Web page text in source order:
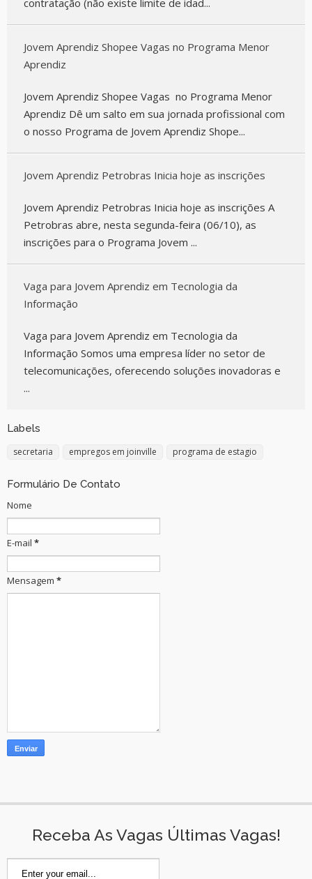
contratação (não existe limite de idad...
Jovem Aprendiz Shopee Vagas no Programa Menor
Aprendiz
Jovem Aprendiz Shopee Vagas no Programa Menor
Aprendiz Dê um salto em sua jornada profissional com
o nosso Programa de Jovem Aprendiz Shope...
Jovem Aprendiz Petrobras Inicia hoje as inscrições
Jovem Aprendiz Petrobras Inicia hoje as inscrições A
Petrobras abre, nesta segunda-feira (06/10), as
inscrições para o Programa Jovem ...
Vaga para Jovem Aprendiz em Tecnologia da
Informação
Vaga para Jovem Aprendiz em Tecnologia da
Informação Somos uma empresa líder no setor de
telecomunicações, oferecendo soluções inovadoras e
...
Labels
secretaria empregos em joinville programa de estagio
Formulário De Contato
Nome
E-mail *
Mensagem *
Receba As Vagas Últimas Vagas!